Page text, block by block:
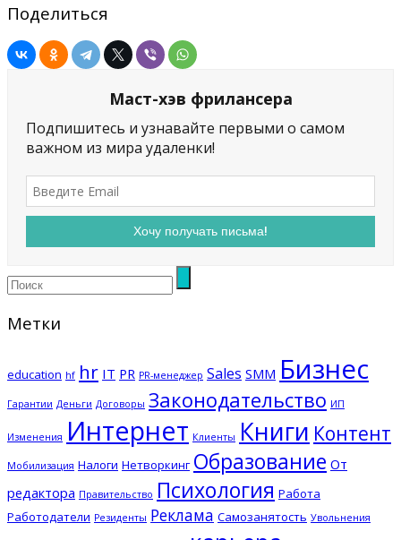
Поделиться
Маст-хэв фрилансера
Подпишитесь и узнавайте первыми о самом
важном из мира удаленки!
Метки
education hf hr IT PR PR-менеджер Sales SMM Бизнес
Гарантии Деньги Договоры Законодательство ИП
Изменения Интернет Клиенты Книги Контент
Мобилизация Налоги Нетворкинг Образование От
редактора Правительство Психология Работа
Работодатели Резиденты Реклама Самозанятость Увольнения